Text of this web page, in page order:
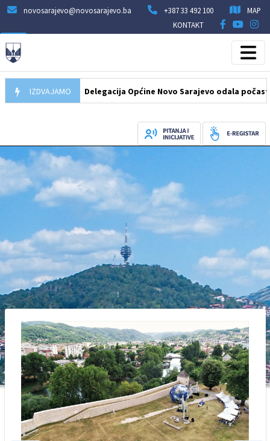
novosarajevo@novosarajevo.ba +387 33 492 100
MAP
KONTAKT
IZDVAJAMO
07.08.2026 Delegacija Općine Novo Sarajevo odala počast